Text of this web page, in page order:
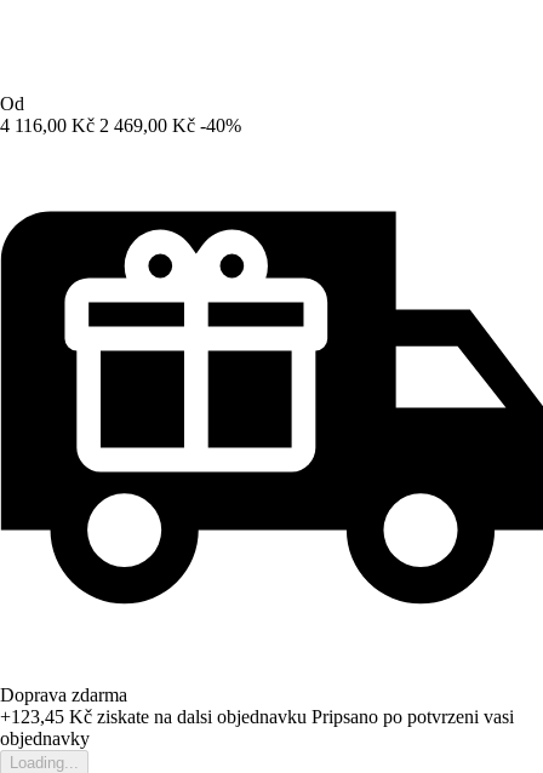
Od
4 116,00 Kč 2 469,00 Kč -40%
Doprava zdarma
+123,45 Kč ziskate na dalsi objednavku Pripsano po potvrzeni vasi
objednavky
Loading...